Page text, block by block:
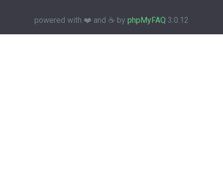
powered with ❤️ and ☕️ by phpMyFAQ 3.0.12